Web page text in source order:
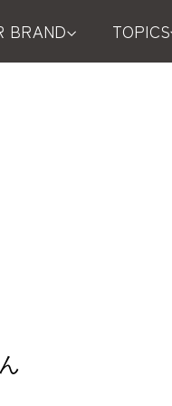
BRAND TOPICS